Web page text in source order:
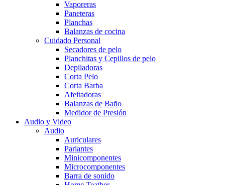
Vaporeras
Paneteras
Planchas
Balanzas de cocina
Cuidado Personal
Secadores de pelo
Planchitas y Cepillos de pelo
Depiladoras
Corta Pelo
Corta Barba
Afeitadoras
Balanzas de Baño
Medidor de Presión
Audio y Video
Audio
Auriculares
Parlantes
Minicomponentes
Microcomponentes
Barra de sonido